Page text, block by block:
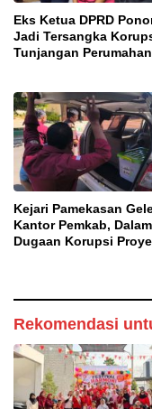
Eks Ketua DPRD
Jadi Tersangka
Tunjangan
Kejari Pamekasan
Kantor Pemkab,
Dugaan Korupsi
Rekomendasi